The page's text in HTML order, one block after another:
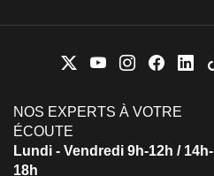
NOS EXPERTS À VOTRE
ÉCOUTE
Lundi - Vendredi 9h-12h / 14h-
18h